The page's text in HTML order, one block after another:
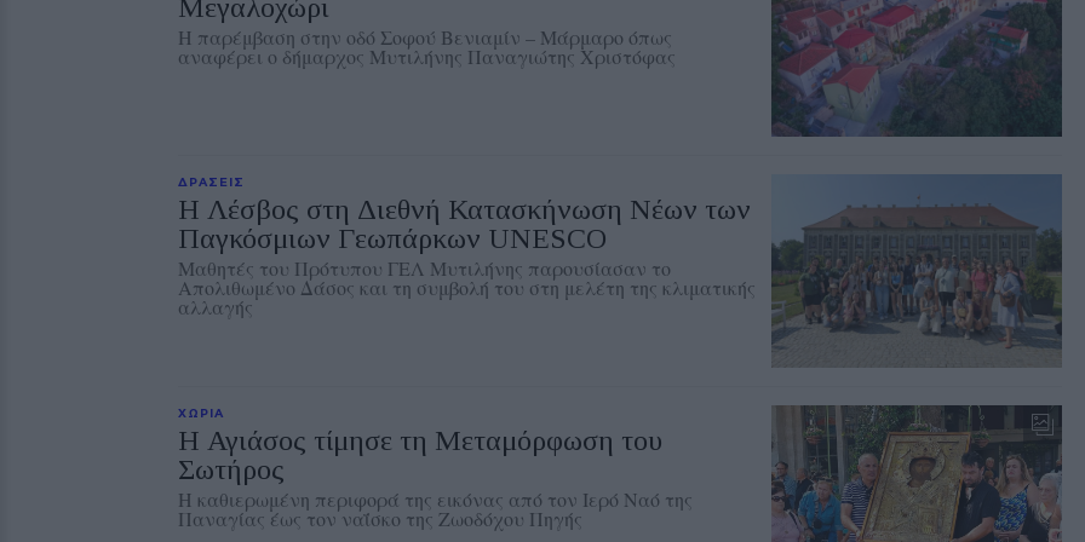
Μεγαλοχώρι
Η παρέμβαση στην οδό Σοφού Βενιαμίν – Μάρμαρο όπως
αναφέρει ο δήμαρχος Μυτιλήνης Παναγιώτης Χριστόφας
ΔΡΑΣΕΙΣ
Η Λέσβος στη Διεθνή Κατασκήνωση Νέων των
Παγκόσμιων Γεωπάρκων UNESCO
Μαθητές του Πρότυπου ΓΕΛ Μυτιλήνης παρουσίασαν το
Απολιθωμένο Δάσος και τη συμβολή του στη μελέτη της κλιματικής
αλλαγής
ΧΩΡΙΑ
Η Αγιάσος τίμησε τη Μεταμόρφωση του
Σωτήρος
Η καθιερωμένη περιφορά της εικόνας από τον Ιερό Ναό της
Παναγίας έως τον ναΐσκο της Ζωοδόχου Πηγής